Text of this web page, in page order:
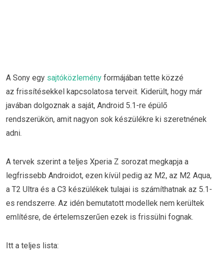
A Sony egy sajtóközlemény formájában tette közzé
az frissítésekkel kapcsolatosa terveit. Kiderült, hogy már
javában dolgoznak a saját, Android 5.1-re épülő
rendszerükön, amit nagyon sok készülékre ki szeretnének
adni.
A tervek szerint a teljes Xperia Z sorozat megkapja a
legfrissebb Androidot, ezen kívül pedig az M2, az M2 Aqua,
a T2 Ultra és a C3 készülékek tulajai is számíthatnak az 5.1-
es rendszerre. Az idén bemutatott modellek nem kerültek
említésre, de értelemszerűen ezek is frissülni fognak.
Itt a teljes lista: